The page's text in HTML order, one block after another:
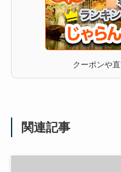
クーポンや
関連記事